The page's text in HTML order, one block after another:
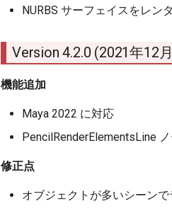
NURBS サーフェイスをレン
Version 4.2.0 (2021年12
機能追加
Maya 2022 に対応
PencilRenderElementsLine
修正点
オブジェクトが多いシーン